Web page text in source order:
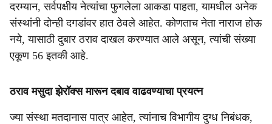
दरम्यान, सर्वपक्षीय नेत्यांचा फुगलेला आकडा पाहता, यामधील अनेक
संस्थांनी दोन्ही दगडांवर हात ठेवले आहेत. कोणताच नेता नाराज होऊ
नये, यासाठी दुबार ठराव दाखल करण्यात आले असून, त्यांची संख्या
एकूण 56 इतकी आहे.
ठराव मसुदा झेरॉक्स मारून दबाव वाढवण्याचा प्रयत्न
ज्या संस्था मतदानास पात्र आहेत, त्यांनाच विभागीय दुग्ध निबंधक,